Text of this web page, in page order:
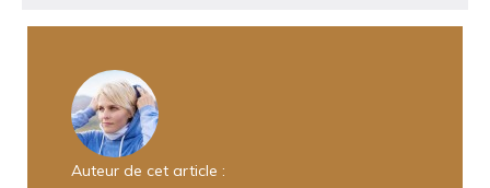
Auteur de cet article :